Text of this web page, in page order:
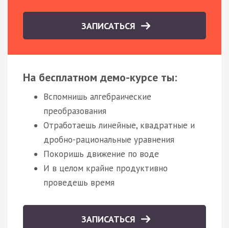
ЗАПИСАТЬСЯ
На бесплатном демо-курсе ты:
Вспомнишь алгебраические
преобразования
Отработаешь линейные, квадратные и
дробно-рациональные уравнения
Покоришь движение по воде
И в целом крайне продуктивно
проведешь время
ЗАПИСАТЬСЯ